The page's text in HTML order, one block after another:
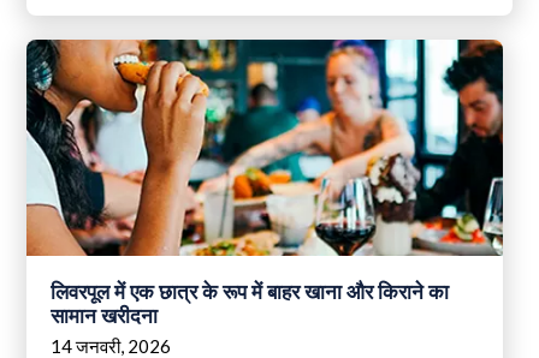
लिवरपूल में एक छात्र के रूप में बाहर खाना और किराने का
सामान खरीदना
14 जनवरी, 2026